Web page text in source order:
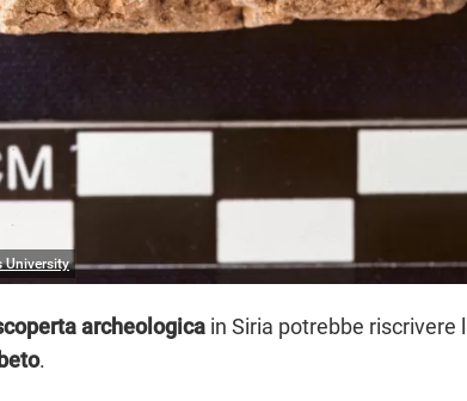
University
archeologica in Siria potrebbe riscrivere
.